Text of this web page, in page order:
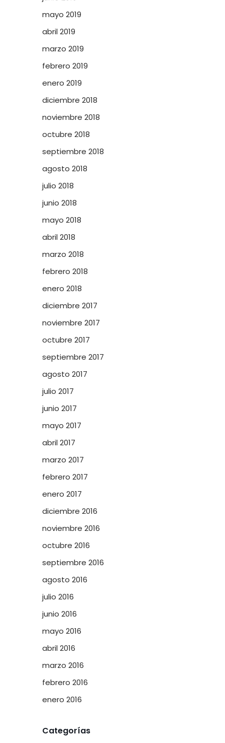
mayo 2019
abril 2019
marzo 2019
febrero 2019
enero 2019
diciembre 2018
noviembre 2018
octubre 2018
septiembre 2018
agosto 2018
julio 2018
junio 2018
mayo 2018
abril 2018
marzo 2018
febrero 2018
enero 2018
diciembre 2017
noviembre 2017
octubre 2017
septiembre 2017
agosto 2017
julio 2017
junio 2017
mayo 2017
abril 2017
marzo 2017
febrero 2017
enero 2017
diciembre 2016
noviembre 2016
octubre 2016
septiembre 2016
agosto 2016
julio 2016
junio 2016
mayo 2016
abril 2016
marzo 2016
febrero 2016
enero 2016
Categorías